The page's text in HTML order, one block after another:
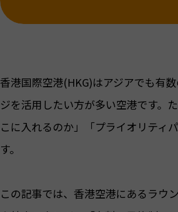
香港国際空港(HKG)はアジアでも有
ジを活用したい方が多い空港です。
こに入れるのか」「プライオリティ
す。
この記事では、香港空港にあるラウ